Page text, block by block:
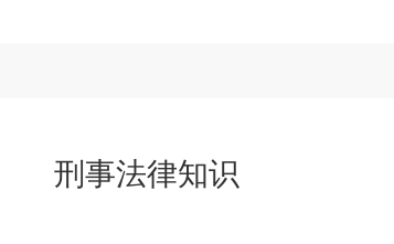
刑事法律知识